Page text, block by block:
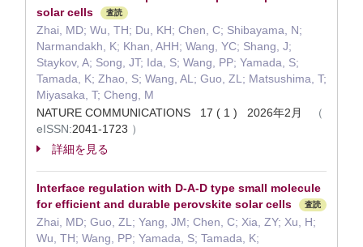
solar cells
査読
Zhai, MD; Wu, TH; Du, KH; Chen, C; Shibayama, N;
Narmandakh, K; Khan, AHH; Wang, YC; Shang, J;
Staykov, A; Song, JT; Ida, S; Wang, PP; Yamada, S;
Tamada, K; Zhao, S; Wang, AL; Guo, ZL; Matsushima, T;
Miyasaka, T; Cheng, M
NATURE COMMUNICATIONS 17 ( 1 ) 2026年2月
（
eISSN:2041-1723 ）
詳細を見る
Interface regulation with D-A-D type small molecule
for efficient and durable perovskite solar cells
査読
Zhai, MD; Guo, ZL; Yang, JM; Chen, C; Xia, ZY; Xu, H;
Wu, TH; Wang, PP; Yamada, S; Tamada, K;